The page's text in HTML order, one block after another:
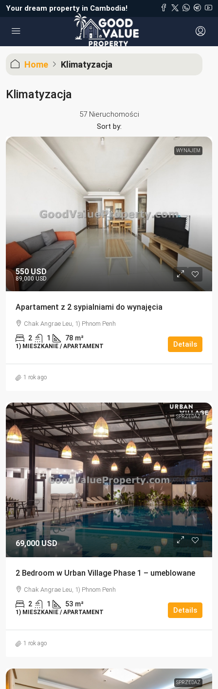
Your dream property in Cambodia!
Home Klimatyzacja
Klimatyzacja
57 Nieruchomości
Sort by:
WYNAJEM
550 USD
89,000 USD
Apartament z 2 sypialniami do wynajęcia
Chak Angrae Leu, 1) Phnom Penh
2 1 78 m²
1) MIESZKANIE / APARTAMENT Details
1 rok ago
SPRZEDAŻ
69,000 USD
2 Bedroom w Urban Village Phase 1 – umeblowane
Chak Angrae Leu, 1) Phnom Penh
2 1 53 m²
1) MIESZKANIE / APARTAMENT Details
1 rok ago
SPRZEDAŻ